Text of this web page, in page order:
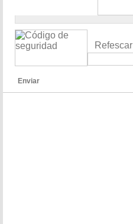
Refescar
Enviar